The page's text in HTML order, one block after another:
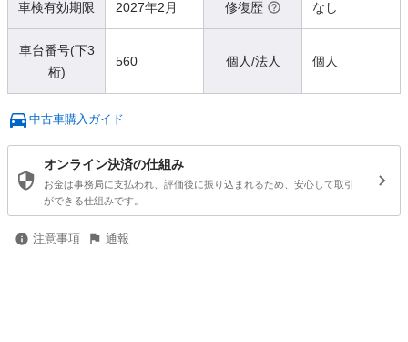
車検有効期限 2027年2月 修復歴 なし
車台番号(下3
桁)
560 個人/法人 個人
中古車購入ガイド
オンライン決済の仕組み
お金は事務局に支払われ、評価後に振り込まれるため、安心して取引
ができる仕組みです。
注意事項 通報